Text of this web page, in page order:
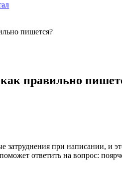
пишется?
правильно
затруднения при написании, и
ответить на вопрос: